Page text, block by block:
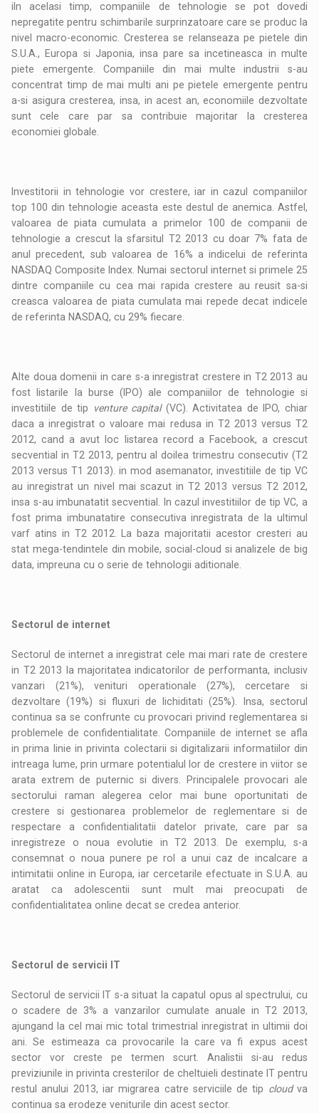
iIn acelasi timp, companiile de tehnologie se pot dovedi
nepregatite pentru schimbarile surprinzatoare care se produc la
nivel macro-economic. Cresterea se relanseaza pe pietele din
S.U.A., Europa si Japonia, insa pare sa incetineasca in multe
piete emergente. Companiile din mai multe industrii s-au
concentrat timp de mai multi ani pe pietele emergente pentru
a-si asigura cresterea, insa, in acest an, economiile dezvoltate
sunt cele care par sa contribuie majoritar la cresterea
economiei globale.
Investitorii in tehnologie vor crestere, iar in cazul companiilor
top 100 din tehnologie aceasta este destul de anemica. Astfel,
valoarea de piata cumulata a primelor 100 de companii de
tehnologie a crescut la sfarsitul T2 2013 cu doar 7% fata de
anul precedent, sub valoarea de 16% a indicelui de referinta
NASDAQ Composite Index. Numai sectorul internet si primele 25
dintre companiile cu cea mai rapida crestere au reusit sa-si
creasca valoarea de piata cumulata mai repede decat indicele
de referinta NASDAQ, cu 29% fiecare.
Alte doua domenii in care s-a inregistrat crestere in T2 2013 au
fost listarile la burse (IPO) ale companiilor de tehnologie si
investitiile de tip
venture capital(VC). Activitatea de IPO, chiar
daca a inregistrat o valoare mai redusa in T2 2013 versus T2
2012, cand a avut loc listarea record a Facebook, a crescut
secvential in T2 2013, pentru al doilea trimestru consecutiv (T2
2013 versus T1 2013). in mod asemanator, investitiile de tip VC
au inregistrat un nivel mai scazut in T2 2013 versus T2 2012,
insa s-au imbunatatit secvential. In cazul investitiilor de tip VC, a
fost prima imbunatatire consecutiva inregistrata de la ultimul
varf atins in T2 2012. La baza majoritatii acestor cresteri au
stat mega-tendintele din mobile, social-cloud si analizele de big
data, impreuna cu o serie de tehnologii aditionale.
Sectorul de internet
Sectorul de internet a inregistrat cele mai mari rate de crestere
in T2 2013 la majoritatea indicatorilor de performanta, inclusiv
vanzari (21%), venituri operationale (27%), cercetare si
dezvoltare (19%) si fluxuri de lichiditati (25%). Insa, sectorul
continua sa se confrunte cu provocari privind reglementarea si
problemele de confidentialitate. Companiile de internet se afla
in prima linie in privinta colectarii si digitalizarii informatiilor din
intreaga lume, prin urmare potentialul lor de crestere in viitor se
arata extrem de puternic si divers. Principalele provocari ale
sectorului raman alegerea celor mai bune oportunitati de
crestere si gestionarea problemelor de reglementare si de
respectare a confidentialitatii datelor private, care par sa
inregistreze o noua evolutie in T2 2013. De exemplu, s-a
consemnat o noua punere pe rol a unui caz de incalcare a
intimitatii online in Europa, iar cercetarile efectuate in S.U.A. au
aratat ca adolescentii sunt mult mai preocupati de
confidentialitatea online decat se credea anterior.
Sectorul de servicii IT
Sectorul de servicii IT s-a situat la capatul opus al spectrului, cu
o scadere de 3% a vanzarilor cumulate anuale in T2 2013,
ajungand la cel mai mic total trimestrial inregistrat in ultimii doi
ani. Se estimeaza ca provocarile la care va fi expus acest
sector vor creste pe termen scurt. Analistii si-au redus
previziunile in privinta cresterilor de cheltuieli destinate IT pentru
restul anului 2013, iar migrarea catre serviciile de tip cloudva
continua sa erodeze veniturile din acest sector.